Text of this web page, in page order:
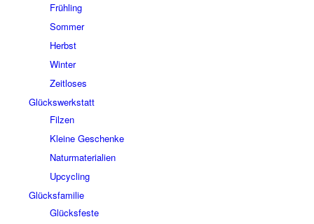
Frühling
Sommer
Herbst
Winter
Zeitloses
Glückswerkstatt
Filzen
Kleine Geschenke
Naturmaterialien
Upcycling
Glücksfamilie
Glücksfeste